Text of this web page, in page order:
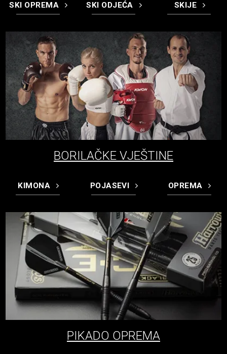
SKI OPREMA SKI ODJEĆA SKIJE
BORILAČKE VJEŠTINE
KIMONA POJASEVI OPREMA
PIKADO OPREMA